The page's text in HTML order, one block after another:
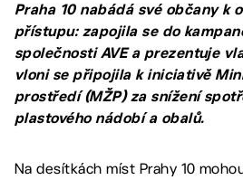
Praha 10 nabádá své občany k
přístupu: zapojila se do
společnosti AVE a prezentuje
vloni se připojila k iniciativě
prostředí (MŽP) za snížení
plastového nádobí a obalů.
Na desítkách míst Prahy 10